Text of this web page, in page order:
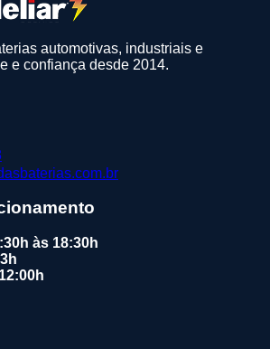
automotivas, industriais e
e confiança desde 2014.
às 18:30h